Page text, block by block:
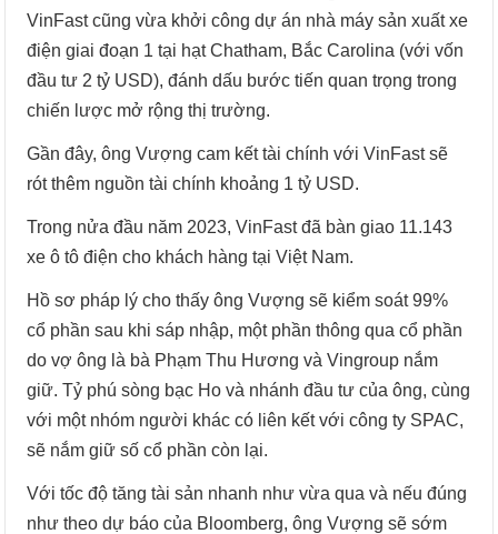
VinFast cũng vừa khởi công dự án nhà máy sản xuất xe
điện giai đoạn 1 tại hạt Chatham, Bắc Carolina (với vốn
đầu tư 2 tỷ USD), đánh dấu bước tiến quan trọng trong
chiến lược mở rộng thị trường.
Gần đây, ông Vượng cam kết tài chính với VinFast sẽ
rót thêm nguồn tài chính khoảng 1 tỷ USD.
Trong nửa đầu năm 2023, VinFast đã bàn giao 11.143
xe ô tô điện cho khách hàng tại Việt Nam.
Hồ sơ pháp lý cho thấy ông Vượng sẽ kiểm soát 99%
cổ phần sau khi sáp nhập, một phần thông qua cổ phần
do vợ ông là bà Phạm Thu Hương và Vingroup nắm
giữ. Tỷ phú sòng bạc Ho và nhánh đầu tư của ông, cùng
với một nhóm người khác có liên kết với công ty SPAC,
sẽ nắm giữ số cổ phần còn lại.
Với tốc độ tăng tài sản nhanh như vừa qua và nếu đúng
như theo dự báo của Bloomberg, ông Vượng sẽ sớm